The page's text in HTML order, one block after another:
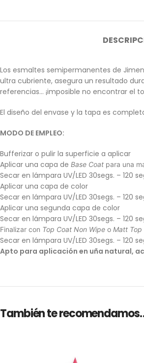
Los esmaltes semipermanentes de
ultra cubriente, asegura un resultado
referencias… ¡imposible no encontrar el
El diseño del envase y la tapa es
MODO DE EMPLEO:
Bufferizar o pulir la superficie a aplicar
Aplicar una capa de Base Coat para una
Secar en lámpara UV/LED 30segs. – 120
Aplicar una capa de color
Secar en lámpara UV/LED 30segs. – 120
Aplicar una segunda capa de color
Secar en lámpara UV/LED 30segs. – 120
Finalizar con Top Coat Non Wipe o Matt Top
Secar en lámpara UV/LED 30segs. – 120
Apto para aplicación en uña natural,
También te